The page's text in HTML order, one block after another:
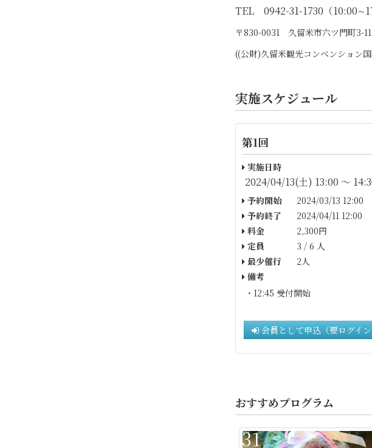
TEL 0942-31-1730（
〒830-0031 久留米市六ツ門町3-
((公財)久留米観光コンベンション
実施スケジュール
第1回
実施日時
2024/04/13(土) 13:00 〜
予約開始
2024/03/13 12:00
予約終了
2024/04/11 12:00
料金
2,300円
定員
3 / 6 人
最少催行
2人
備考
・12:45 受付開始
会員として申込（要ログイン
おすすめプログラム
31